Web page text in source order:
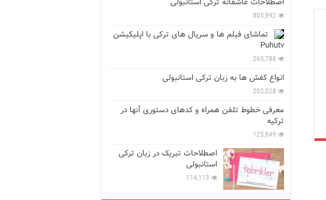
805,992
تماشای فیلم ها و سریال های ترکی با اپلیکیشن
Puhutv
263,788
انواع کفش ها به زبان ترکی استانبولی
202,028
معرفی خطوط تلفن همراه و کدهای دستوری آنها در
ترکیه
125,849
اصطلاحات تبریک در زبان ترکی
استانبولی
114,113